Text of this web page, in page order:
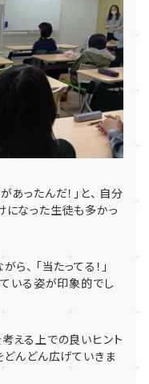
ったんだ！」と、 自分
になった生徒も多かっ
、 「当たってる！」
ている姿が印象的でし
える上での良いヒント
どんどん広げていきま